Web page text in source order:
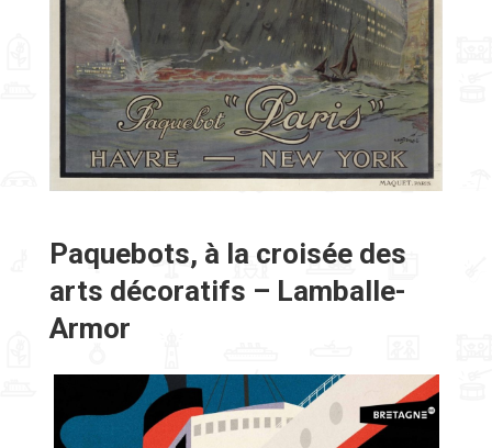
Paquebots, à la croisée des
arts décoratifs – Lamballe-
Armor